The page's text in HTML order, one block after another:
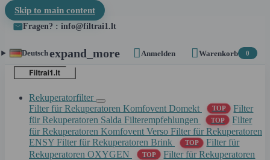
Skip to main content
Fragen? : info@filtrai1.lt
Deutschexpand_more  Anmelden Warenkorb 0
Rekuperatorfilter
Filter für Rekuperatoren Komfovent Domekt
TOP
Filter
für Rekuperatoren Salda Filterempfehlungen TOP
Filter
für Rekuperatoren Komfovent Verso Filter für Rekuperatoren
ENSY Filter für Rekuperatoren Brink TOP
Filter für
Rekuperatoren OXYGEN
TOP
Filter für Rekuperatoren